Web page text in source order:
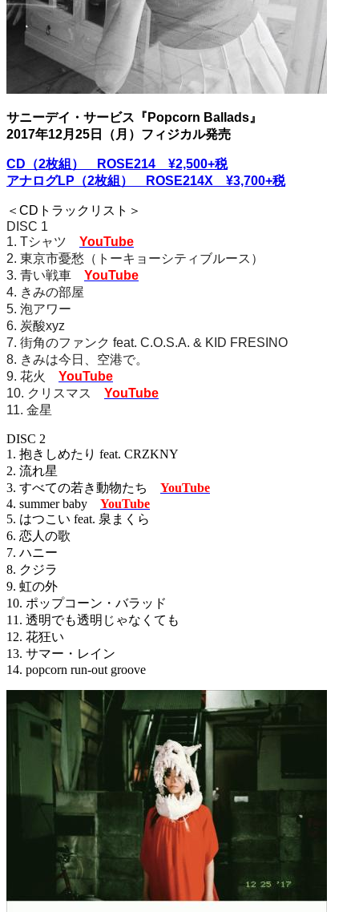
サニーデイ・サービス『Popcorn Ballads』
2017年12月25日（月）フィジカル発売
CD（2枚組） ROSE214 ¥2,500+税
アナログLP（2枚組） ROSE214X ¥3,700+税
＜CDトラックリスト＞
DISC 1
1. Tシャツ YouTube
2. 東京市憂愁（トーキョーシティブルース）
3. 青い戦車 YouTube
4. きみの部屋
5. 泡アワー
6. 炭酸xyz
7. 街角のファンク feat. C.O.S.A. & KID FRESINO
8. きみは今日、空港で。
9. 花火 YouTube
10. クリスマス YouTube
11. 金星
DISC 2
1. 抱きしめたり feat. CRZKNY
2. 流れ星
3. すべての若き動物たち YouTube
4. summer baby YouTube
5. はつこい feat. 泉まくら
6. 恋人の歌
7. ハニー
8. クジラ
9. 虹の外
10. ポップコーン・バラッド
11. 透明でも透明じゃなくても
12. 花狂い
13. サマー・レイン
14. popcorn run-out groove